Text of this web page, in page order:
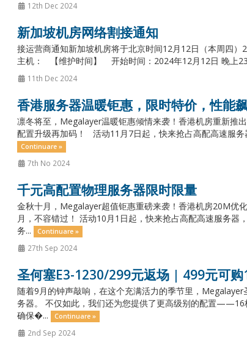
12th Dec 2024
新加坡机房网络割接通知
接运营商通知新加坡机房将于北京时间12月12日（本周四
主机： 【维护时间】 开始时间：2024年12月12日 晚上
11th Dec 2024
香港服务器温暖钜惠，限时特价，性能
凛冬将至，Megalayer温暖钜惠倾情来袭！香港机房重新推
配置升级再加码！ 活动11月7日起，快来抢占高配高速服
Continuare »
7th No 2024
千元高配置物理服务器限时限量
金秋十月，Megalayer超值钜惠重磅来袭！香港机房20M优
月，不容错过！ 活动10月1日起，快来抢占高配高速服务
务...
Continuare »
27th Sep 2024
圣何塞E3-1230/299元返场 | 499元可购
随着9月的钟声敲响，在这个充满活力的季节里，
务器。 不仅如此，我们还为您提供了更高级别的配置
确保�...
Continuare »
2nd Sep 2024